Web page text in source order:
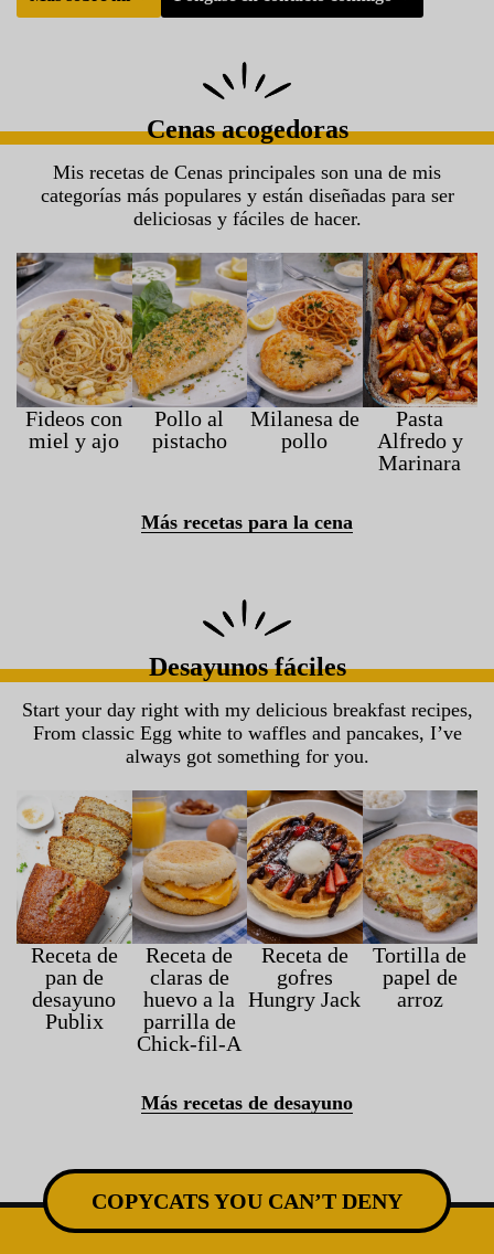
Cenas acogedoras
Mis recetas de Cenas principales son una de mis
categorías más populares y están diseñadas para ser
deliciosas y fáciles de hacer.
Fideos con
miel y ajo
Pollo al
pistacho
Milanesa de
pollo
Pasta
Alfredo y
Marinara
Más recetas para la cena
Desayunos fáciles
Start your day right with my delicious breakfast recipes,
From classic Egg white to waffles and pancakes, I’ve
always got something for you.
Receta de
pan de
desayuno
Publix
Receta de
claras de
huevo a la
parrilla de
Chick-fil-A
Receta de
gofres
Hungry Jack
Tortilla de
papel de
arroz
Más recetas de desayuno
COPYCATS YOU CAN’T DENY